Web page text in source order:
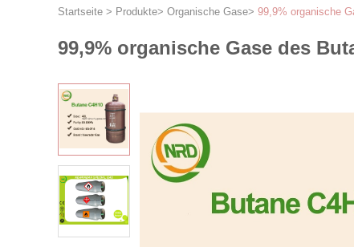
Startseite > Produkte> Organische Gase> 99,9% organische
99,9% organische Gase des